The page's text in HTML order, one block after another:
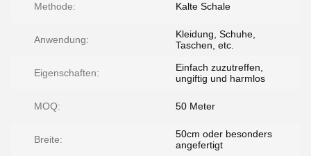
Methode: Kalte Schale
Anwendung:
Kleidung, Schuhe,
Taschen, etc.
Eigenschaften:
Einfach zuzutreffen,
ungiftig und harmlos
MOQ: 50 Meter
Breite:
50cm oder besonders
angefertigt